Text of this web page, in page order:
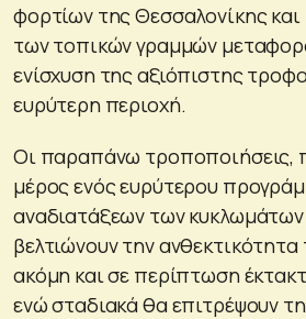
φορτίων της Θεσσαλονίκης
των τοπικών γραμμών
ενίσχυση της αξιόπιστης
ευρύτερη περιοχή.
Οι παραπάνω τροποποιήσεις,
μέρος ενός ευρύτερου
αναδιατάξεων των κυκλωμάτων
βελτιώνουν την
ακόμη και σε περίπτωση
ενώ σταδιακά θα επιτρέψουν